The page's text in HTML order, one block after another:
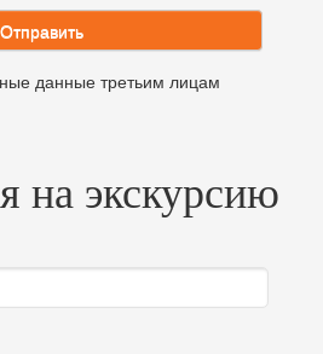
Отправить
данные третьим лицам
на экскурсию